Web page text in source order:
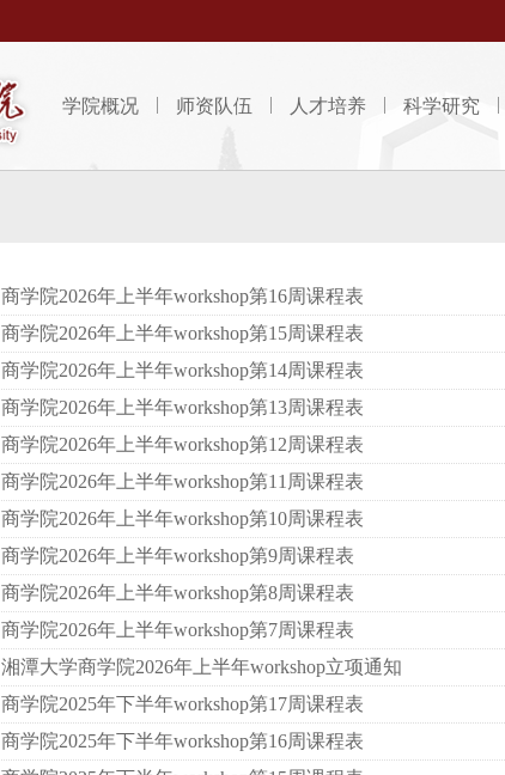
学院概况 师资队伍 人才培养 科学研究
商学院2026年上半年workshop第16周课程表
商学院2026年上半年workshop第15周课程表
商学院2026年上半年workshop第14周课程表
商学院2026年上半年workshop第13周课程表
商学院2026年上半年workshop第12周课程表
商学院2026年上半年workshop第11周课程表
商学院2026年上半年workshop第10周课程表
商学院2026年上半年workshop第9周课程表
商学院2026年上半年workshop第8周课程表
商学院2026年上半年workshop第7周课程表
湘潭大学商学院2026年上半年workshop立项通知
商学院2025年下半年workshop第17周课程表
商学院2025年下半年workshop第16周课程表